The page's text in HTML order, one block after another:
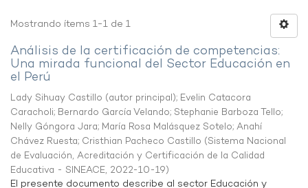
Mostrando ítems 1-1 de 1
Análisis de la certificación de competencias:
Una mirada funcional del Sector Educación en
el Perú
Lady Sihuay Castillo (autor principal); Evelin Catacora
Caracholi; Bernardo García Velando; Stephanie Barboza Tello;
Nelly Góngora Jara; María Rosa Malásquez Sotelo; Anahí
Chávez Ruesta; Cristhian Pacheco Castillo (Sistema Nacional
de Evaluación, Acreditación y Certificación de la Calidad
Educativa - SINEACE, 2022-10-19)
El presente documento describe al sector Educación y